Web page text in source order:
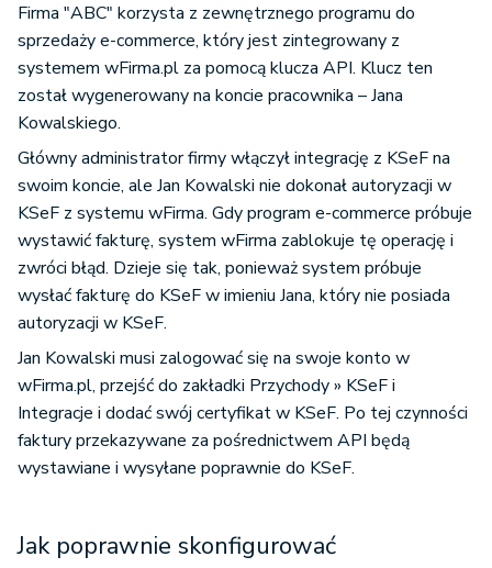
Firma "ABC" korzysta z zewnętrznego programu do
sprzedaży e-commerce, który jest zintegrowany z
systemem wFirma.pl za pomocą klucza API. Klucz ten
został wygenerowany na koncie pracownika – Jana
Kowalskiego.
Główny administrator firmy włączył integrację z KSeF na
swoim koncie, ale Jan Kowalski nie dokonał autoryzacji w
KSeF z systemu wFirma. Gdy program e-commerce próbuje
wystawić fakturę, system wFirma zablokuje tę operację i
zwróci błąd. Dzieje się tak, ponieważ system próbuje
wysłać fakturę do KSeF w imieniu Jana, który nie posiada
autoryzacji w KSeF.
Jan Kowalski musi zalogować się na swoje konto w
wFirma.pl, przejść do zakładki Przychody » KSeF i
Integracje i dodać swój certyfikat w KSeF. Po tej czynności
faktury przekazywane za pośrednictwem API będą
wystawiane i wysyłane poprawnie do KSeF.
Jak poprawnie skonfigurować